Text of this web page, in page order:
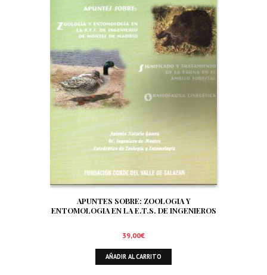
APUNTES SOBRE: ZOOLOGIA Y
ENTOMOLOGIA EN LA E.T.S. DE INGENIEROS
FORESTAL. ORNITOFAUNA CINEGETICA
39,00€
AÑADIR AL CARRITO